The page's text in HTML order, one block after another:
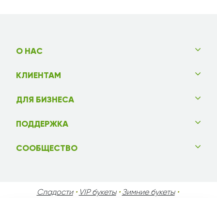
О НАС
КЛИЕНТАМ
ДЛЯ БИЗНЕСА
ПОДДЕРЖКА
СООБЩЕСТВО
Сладости• VIP букеты• Зимние букеты•